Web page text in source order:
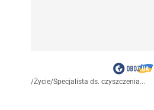
/Życie/Specjalista ds. czyszczenia...